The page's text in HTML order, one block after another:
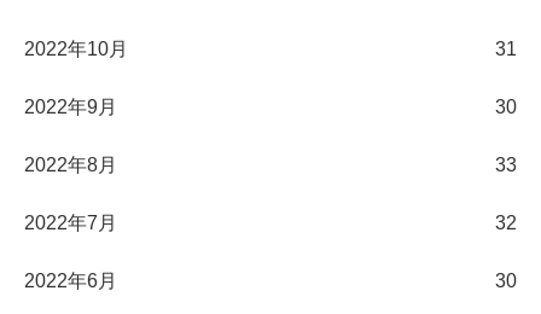
2022年10月 31
2022年9月 30
2022年8月 33
2022年7月 32
2022年6月 30